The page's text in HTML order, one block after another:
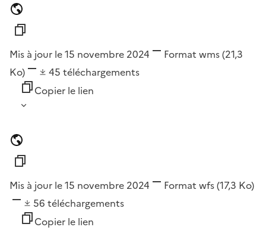
Mis à jour le 15 novembre 2024 Format wms(21,3
Ko)
45 téléchargements
Copier le lien
Mis à jour le 15 novembre 2024 Format wfs(17,3 Ko)
56 téléchargements
Copier le lien